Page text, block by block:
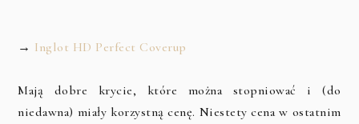
→ Inglot HD Perfect Coverup
Mają dobre krycie, które można stopniować i (do
niedawna) miały korzystną cenę. Niestety cena w ostatnim